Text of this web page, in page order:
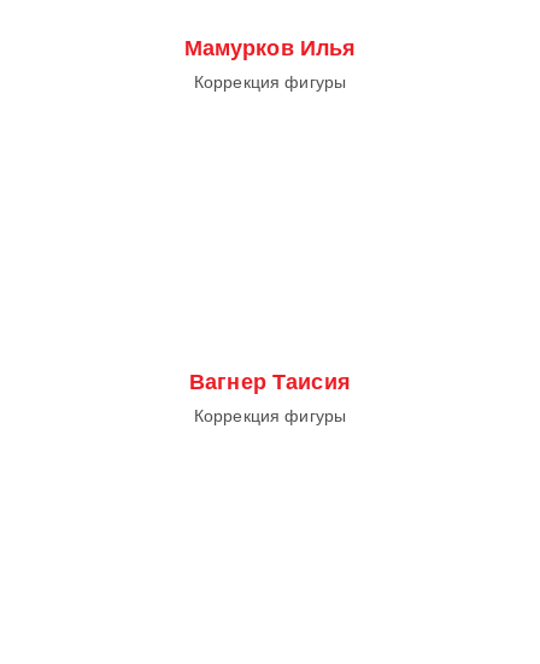
Мамурков Илья
Коррекция фигуры
Вагнер Таисия
Коррекция фигуры